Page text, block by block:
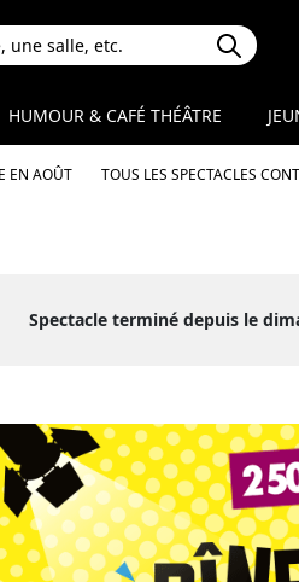
EN AOÛT TOUS LES SPECTACLES
HUMOUR & CAFÉ THÉÂTRE
Spectacle terminé depuis le